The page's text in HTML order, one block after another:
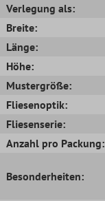
Verlegung als:
Breite:
Länge:
Höhe:
Mustergröße:
Fliesenoptik:
Fliesenserie:
Anzahl pro Packung:
Besonderheiten: